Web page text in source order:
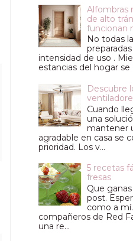
Alfombras
de alto
funcionan
No todas
intensidad de uso .
estancias del hogar se
Descubre
Cuando
una
mantener
agradable en casa se
prioridad. Los v...
5 recetas
fresas
Que
post.
como a
compañeros de Red
una re...